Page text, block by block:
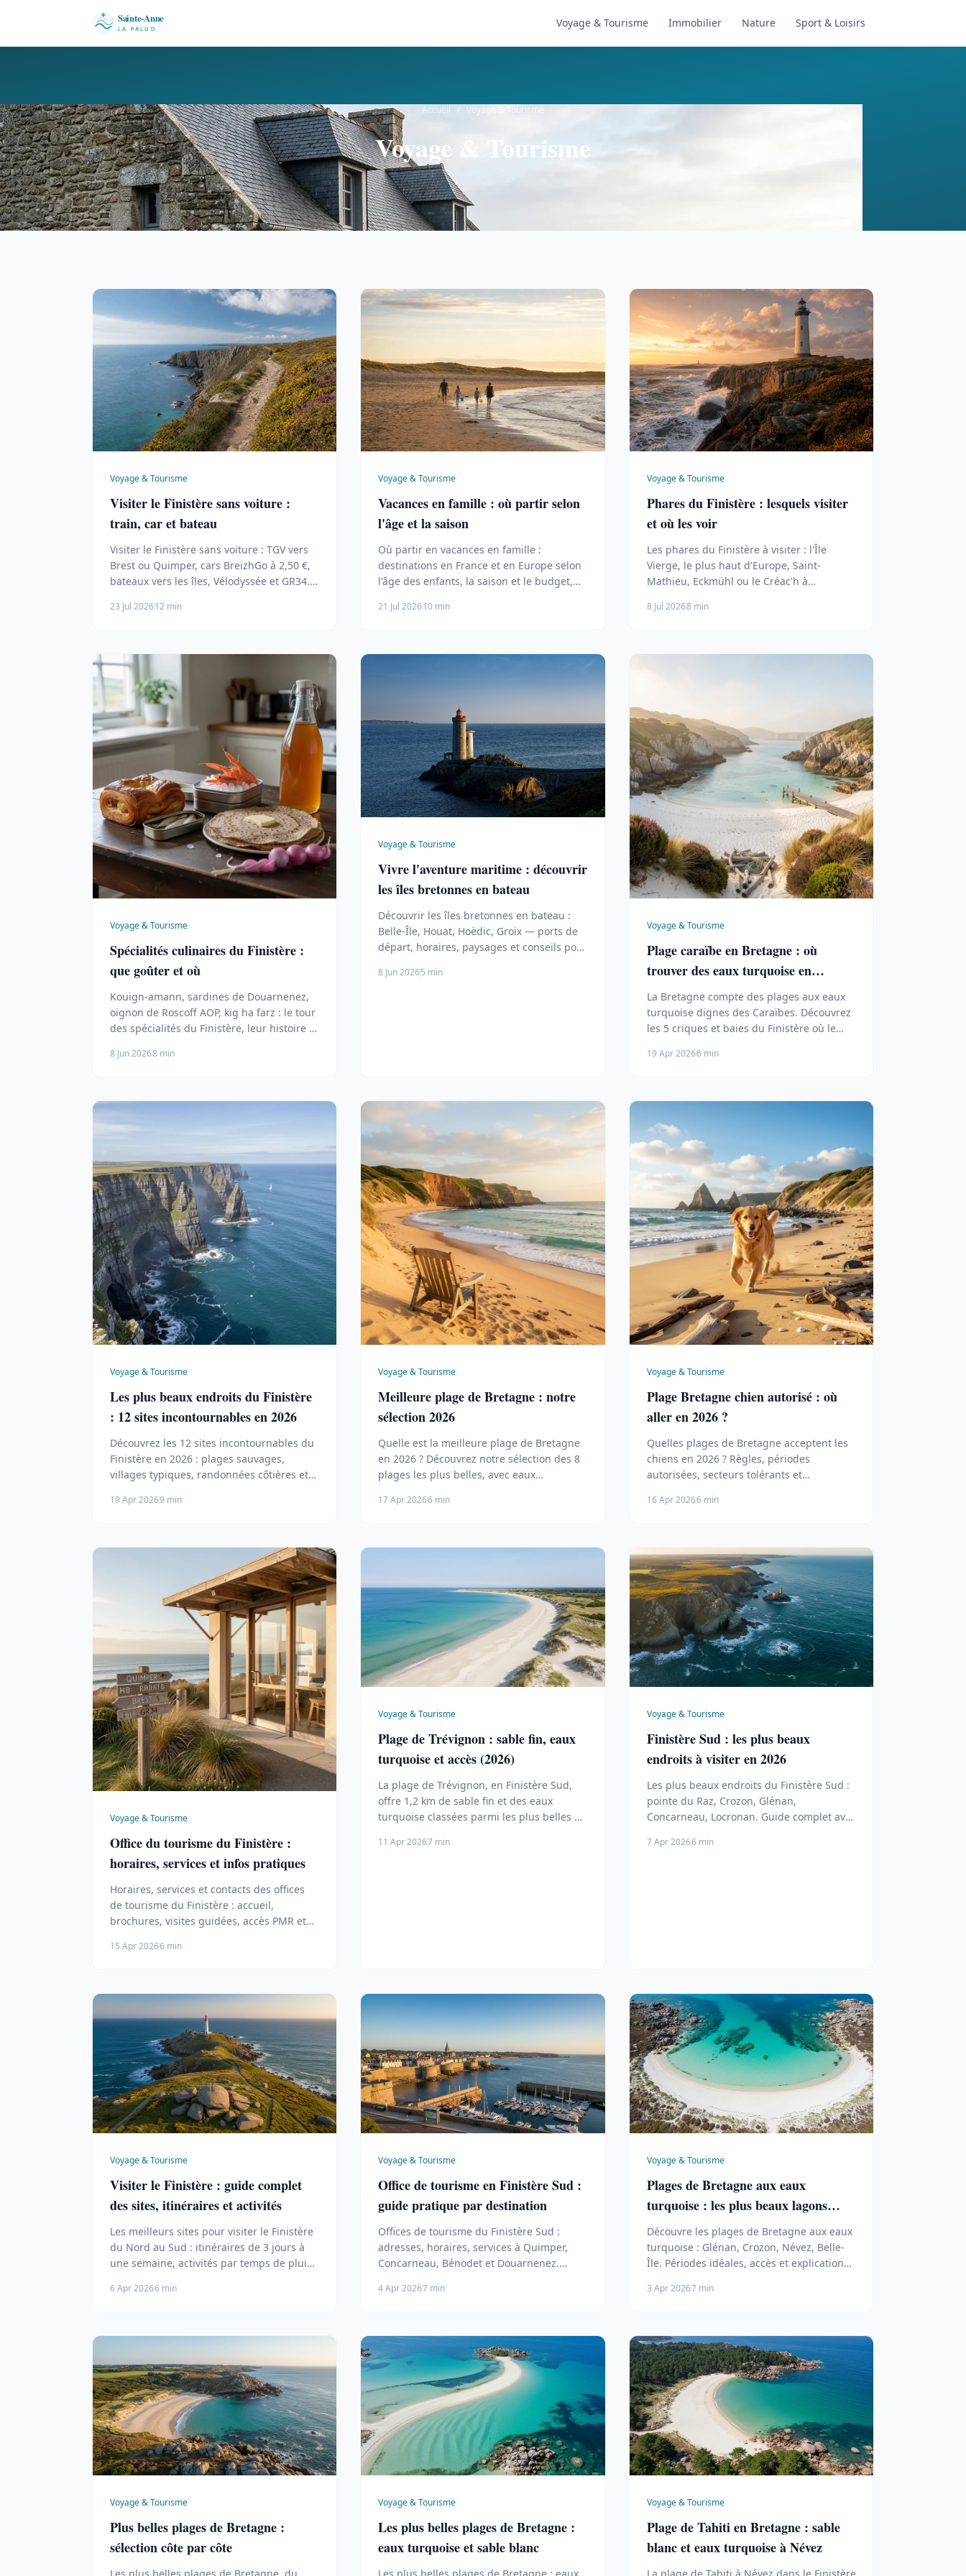
Voyage & Tourisme Immobilier Nature Sport & Loisirs
Accueil Voyage & Tourisme
Voyage & Tourisme
Voyage & Tourisme
Visiter le Finistère sans voiture :
train, car et bateau
Visiter le Finistère sans voiture : TGV vers
Brest ou Quimper, cars BreizhGo à 2,50 €,
bateaux vers les îles, Vélodyssée et GR34.
23 Jul 202612 min
Voyage & Tourisme
Vacances en famille : où partir selon
l'âge et la saison
Où partir en vacances en famille :
destinations en France et en Europe selon
l'âge des enfants, la saison et le budget,
21 Jul 202610 min
Voyage & Tourisme
Phares du Finistère : lesquels visiter
et où les voir
Les phares du Finistère à visiter : l'Île
Vierge, le plus haut d'Europe, Saint-
Mathieu, Eckmühl ou le Créac'h à
panoramas.
8 Jul 20268 min
Voyage & Tourisme
Spécialités culinaires du Finistère :
que goûter et où
Kouign-amann, sardines de Douarnenez,
oignon de Roscoff AOP, kig ha farz : le tour
des spécialités du Finistère, leur histoire et
8 Jun 20268 min
Voyage & Tourisme
Vivre l'aventure maritime : découvrir
les îles bretonnes en bateau
Découvrir les îles bretonnes en bateau :
Belle-Île, Houat, Hoëdic, Groix — ports de
départ, horaires, paysages et conseils pour
8 Jun 20265 min
Voyage & Tourisme
Plage caraïbe en Bretagne : où
trouver des eaux turquoise en
Finistère ?
La Bretagne compte des plages aux eaux
turquoise dignes des Caraïbes. Découvrez
les 5 criques et baies du Finistère où le
rivalisent avec les tropiques.
19 Apr 20266 min
Voyage & Tourisme
Les plus beaux endroits du Finistère
: 12 sites incontournables en 2026
Découvrez les 12 sites incontournables du
Finistère en 2026 : plages sauvages,
villages typiques, randonnées côtières et
Douarnenez et pointe du Raz.
19 Apr 20269 min
Voyage & Tourisme
Meilleure plage de Bretagne : notre
sélection 2026
Quelle est la meilleure plage de Bretagne
en 2026 ? Découvrez notre sélection des 8
plages les plus belles, avec eaux
17 Apr 20266 min
Voyage & Tourisme
Plage Bretagne chien autorisé : où
aller en 2026 ?
Quelles plages de Bretagne acceptent les
chiens en 2026 ? Règles, périodes
autorisées, secteurs tolérants et
votre animal.
16 Apr 20266 min
Voyage & Tourisme
Office du tourisme du Finistère :
horaires, services et infos pratiques
Horaires, services et contacts des offices
de tourisme du Finistère : accueil,
brochures, visites guidées, accès PMR et
en 2026.
15 Apr 20266 min
Voyage & Tourisme
Plage de Trévignon : sable fin, eaux
turquoise et accès (2026)
La plage de Trévignon, en Finistère Sud,
offre 1,2 km de sable fin et des eaux
turquoise classées parmi les plus belles de
et conseils pratiques.
11 Apr 20267 min
Voyage & Tourisme
Finistère Sud : les plus beaux
endroits à visiter en 2026
Les plus beaux endroits du Finistère Sud :
pointe du Raz, Crozon, Glénan,
Concarneau, Locronan. Guide complet avec
7 Apr 20266 min
Voyage & Tourisme
Visiter le Finistère : guide complet
des sites, itinéraires et activités
Les meilleurs sites pour visiter le Finistère
du Nord au Sud : itinéraires de 3 jours à
une semaine, activités par temps de pluie
6 Apr 20266 min
Voyage & Tourisme
Office de tourisme en Finistère Sud :
guide pratique par destination
Offices de tourisme du Finistère Sud :
adresses, horaires, services à Quimper,
Concarneau, Bénodet et Douarnenez.
4 Apr 20267 min
Voyage & Tourisme
Plages de Bretagne aux eaux
turquoise : les plus beaux lagons
bretons
Découvre les plages de Bretagne aux eaux
turquoise : Glénan, Crozon, Névez, Belle-
Île. Périodes idéales, accès et explication
3 Apr 20267 min
Voyage & Tourisme
Plus belles plages de Bretagne :
sélection côte par côte
Voyage & Tourisme
Les plus belles plages de Bretagne :
eaux turquoise et sable blanc
Voyage & Tourisme
Plage de Tahiti en Bretagne : sable
blanc et eaux turquoise à Névez